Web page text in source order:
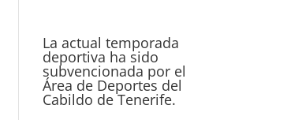
La actual temporada
deportiva ha sido
subvencionada por el
Área de Deportes del
Cabildo de Tenerife.